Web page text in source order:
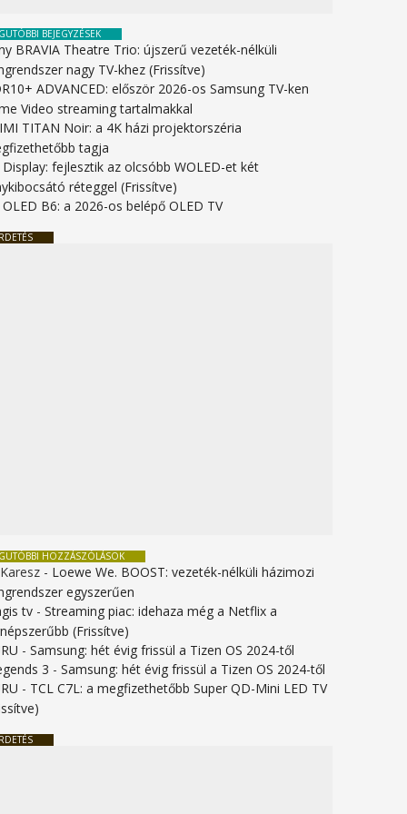
BEJEGYZÉSEK
BRAVIA Theatre Trio: újszerű vezeték-nélküli
nagy TV-khez (Frissítve)
ADVANCED: először 2026-os Samsung TV-ken
Video streaming tartalmakkal
TITAN Noir: a 4K házi projektorszéria
tagja
Display: fejlesztik az olcsóbb WOLED-et két
réteggel (Frissítve)
OLED B6: a 2026-os belépő OLED TV
HOZZÁSZÓLÁSOK
- Loewe We. BOOST: vezeték-nélküli házimozi
egyszerűen
tv -Streaming piac: idehaza még a Netflix a
(Frissítve)
-Samsung: hét évig frissül a Tizen OS 2024-től
3 -Samsung: hét évig frissül a Tizen OS 2024-től
- TCL C7L: a megfizethetőbb Super QD-Mini LED TV